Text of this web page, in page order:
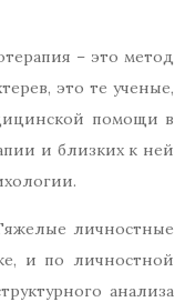
– это метод
это те ученые,
помощи в
и близких к ней
личностные
и по личностной
анализа